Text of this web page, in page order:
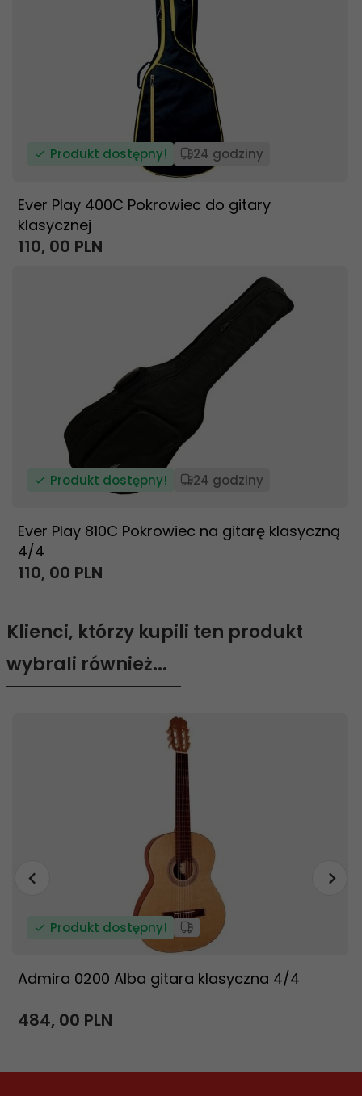
Produkt dostępny! 24 godziny
Ever Play 400C Pokrowiec do gitary
klasycznej
110, 00 PLN
Produkt dostępny! 24 godziny
Ever Play 810C Pokrowiec na gitarę klasyczną
4/4
110, 00 PLN
Klienci, którzy kupili ten produkt
wybrali również...
Produkt dostępny!
Admira 0200 Alba gitara klasyczna 4/4
484, 00 PLN